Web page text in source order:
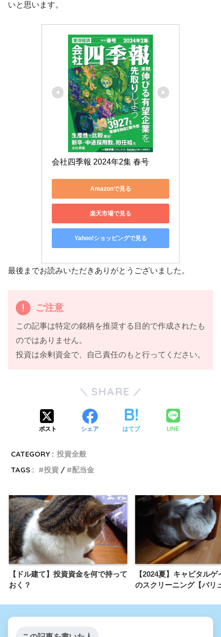
いと思います。
会社四季報 2024年2集 春号
Amazonで見る
楽天市場で見る
Yahoo!ショッピングで見る
最後までお読みいただきありがとうございました。
ご注意
この記事は特定の銘柄を推奨する目的で作成されたも
のではありません。
投資は余剰資金で、自己責任のもと行ってください。
SHARE
ポスト シェア はてブ LINE
CATEGORY : 投資全般
TAGS :
投資 配当金
【ドル建て】投資資金を何で持って
おく？
【2024夏】キャピタルゲ
のスクリーニング【バリ